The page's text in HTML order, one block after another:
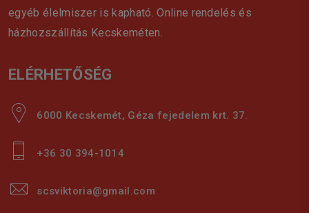
egyéb élelmiszer is kapható. Online rendelés és
házhozszállítás Kecskeméten.
ELÉRHETŐSÉG
6000 Kecskemét, Géza fejedelem krt. 37.
+36 30 394-1014
scsviktoria@gmail.com